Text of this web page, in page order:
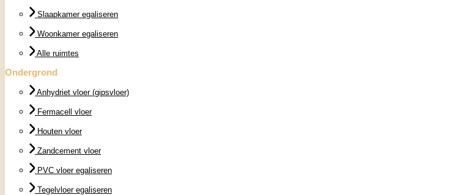
Slaapkamer egaliseren
Woonkamer egaliseren
Alle ruimtes
Ondergrond
Anhydriet vloer (gipsvloer)
Fermacell vloer
Houten vloer
Zandcement vloer
PVC vloer egaliseren
Tegelvloer egaliseren